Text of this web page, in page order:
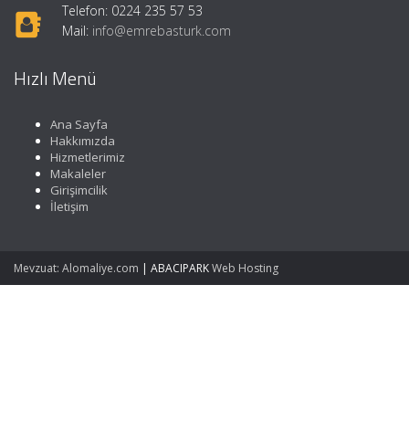
Telefon: 0224 235 57 53
Mail: info@emrebasturk.com
Hızlı Menü
Ana Sayfa
Hakkımızda
Hizmetlerimiz
Makaleler
Girişimcilik
İletişim
Mevzuat: Alomaliye.com | ABACIPARKWeb Hosting